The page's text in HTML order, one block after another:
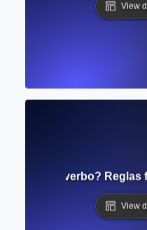
View
sujeto y verbo?
View